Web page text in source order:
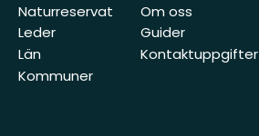
Naturreservat
Leder
Län
Kommuner
Om oss
Guider
Kontaktuppgifter